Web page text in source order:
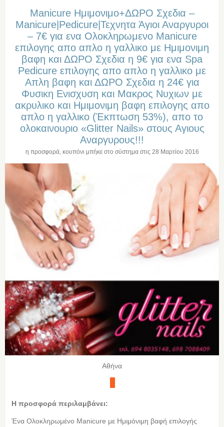
Manicure Ημιμονιμο+ΔΩΡΟ Σχεδια –
Manicure|Pedicure|Τεχνητα Άγιοι Αναργυροι
– 7€ για ενα Ολοκληρωμενο Manicure
επιλογης απο απλο η γαλλικο με Ημιμονιμη
βαφη και ΔΩΡΟ Σχεδια η 9€ για ενα Spa
Pedicure επιλογης απο απλο η γαλλικο με
Απλη βαφη και ΔΩΡΟ Σχεδια η 24€ για
Φυσικη Ενισχυση και Μακρος Νυχιων με
ακρυλικο και Ημιμονιμη βαφη επιλογης απο
απλο η γαλλικο (Έκπτωση 53%), απο το
ολοκαινουριο «Glitter Nails» στους Αγιους
Αναργυρους!!!
η προσφορά, κουπόνι μπήκε στο σύστημα στις 28 Μαρτίου 2016
Αθήνα
Η προσφορά περιλαμβάνει:
Ένα Ολοκληρωμένο Manicure με Ημιμόνιμη βαφή επιλογής